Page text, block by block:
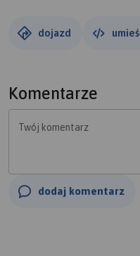
dojazd
Komentarze
Twój komentarz
dodaj komentarz